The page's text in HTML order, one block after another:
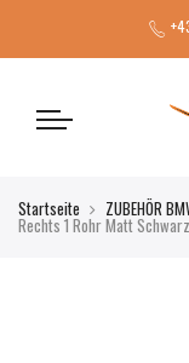
Startseite ZUBEHÖR
Rechts 1 Rohr Matt Schwarz